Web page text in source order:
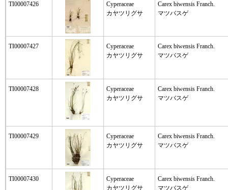
TI00007426
Cyperaceae
カヤツリグサ
Carex biwensis Franch.
マツバスゲ
TI00007427
Cyperaceae
カヤツリグサ
Carex biwensis Franch.
マツバスゲ
TI00007428
Cyperaceae
カヤツリグサ
Carex biwensis Franch.
マツバスゲ
TI00007429
Cyperaceae
カヤツリグサ
Carex biwensis Franch.
マツバスゲ
TI00007430
Cyperaceae
カヤツリグサ
Carex biwensis Franch.
マツバスゲ